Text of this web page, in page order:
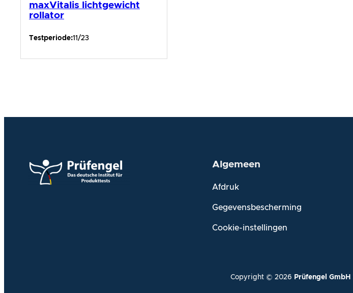
maxVitalis lichtgewicht
rollator
Testperiode:11/23
Algemeen
Afdruk
Gegevensbescherming
Cookie-instellingen
Copyright © 2026 Prüfengel GmbH